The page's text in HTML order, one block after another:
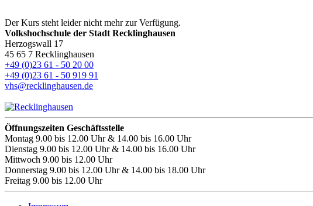
Der Kurs steht leider nicht mehr zur Verfügung.
Volkshochschule der Stadt Recklinghausen
Herzogswall 17
45 65 7 Recklinghausen
+49 (0)23 61 - 50 20 00
+49 (0)23 61 - 50 919 91
vhs@recklinghausen.de
Öffnungszeiten Geschäftsstelle
Montag 9.00 bis 12.00 Uhr & 14.00 bis 16.00 Uhr
Dienstag 9.00 bis 12.00 Uhr & 14.00 bis 16.00 Uhr
Mittwoch 9.00 bis 12.00 Uhr
Donnerstag 9.00 bis 12.00 Uhr & 14.00 bis 18.00 Uhr
Freitag 9.00 bis 12.00 Uhr